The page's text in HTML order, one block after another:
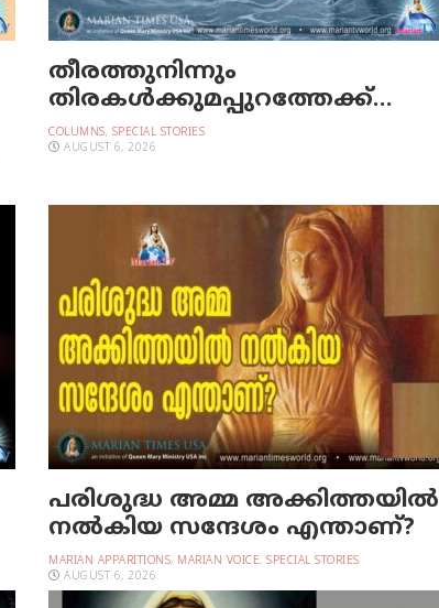
തീരത്തുനിന്നും
തിരകള്‍ക്കുമപ്പുറത്തേക്ക്…
COLUMNS, SPECIAL STORIES
AUGUST 6, 2026
പരിശുദ്ധ അമ്മ അക്കിത്തയില്‍
നല്‍കിയ സന്ദേശം എന്താണ്?
MARIAN APPARITIONS, MARIAN VOICE, SPECIAL STORIES
AUGUST 6, 2026